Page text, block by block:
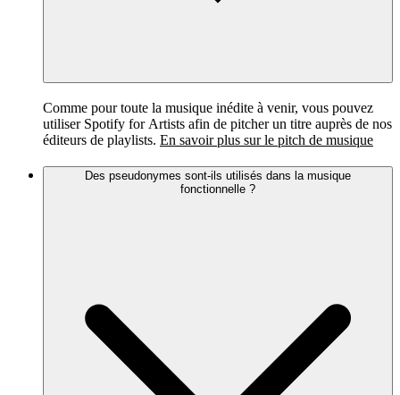
Comme pour toute la musique inédite à venir, vous pouvez
utiliser Spotify for Artists afin de pitcher un titre auprès de nos
éditeurs de playlists. En savoir plus sur le pitch de musique
Des pseudonymes sont-ils utilisés dans la musique
fonctionnelle ?